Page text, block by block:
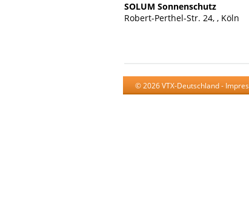
SOLUM Sonnenschutz
Robert-Perthel-Str. 24, , Köln
© 2026 VTX-Deutschland -